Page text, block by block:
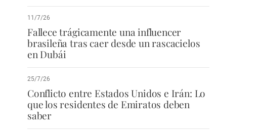
11/7/26
Fallece trágicamente una influencer
brasileña tras caer desde un rascacielos
en Dubái
25/7/26
Conflicto entre Estados Unidos e Irán: Lo
que los residentes de Emiratos deben
saber